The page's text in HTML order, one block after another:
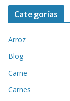
Categorías
Arroz
Blog
Carne
Carnes